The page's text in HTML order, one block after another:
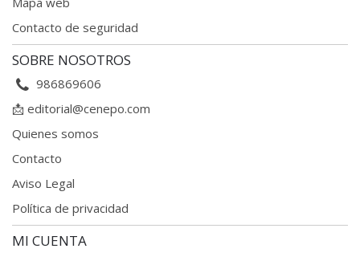
Contacto de seguridad
SOBRE NOSOTROS
986869606
📩 editorial@cenepo.com
Quienes somos
Contacto
Aviso Legal
Política de privacidad
MI CUENTA